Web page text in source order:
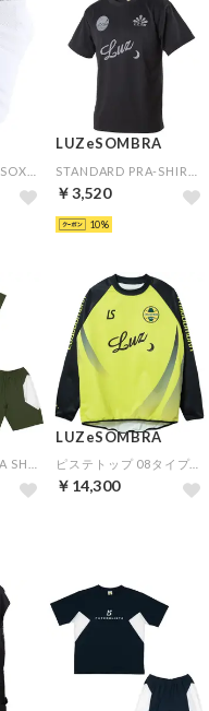
LUZeSOMBRA
￥3,520
10
LUZeSOMBRA
￥14,300